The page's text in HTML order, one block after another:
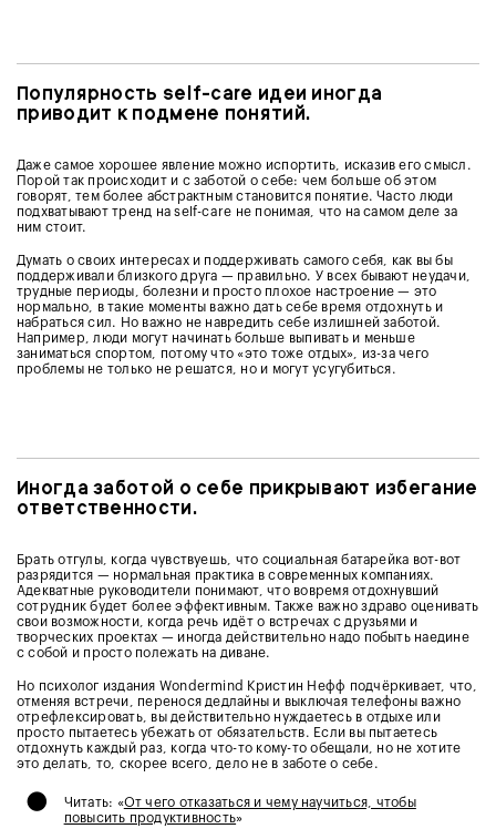
Популярность self-care идеи иногда
приводит к подмене понятий.
Даже самое хорошее явление можно испортить, исказив его смысл.
Порой так происходит и с заботой о себе: чем больше об этом
говорят, тем более абстрактным становится понятие. Часто люди
подхватывают тренд на self-care не понимая, что на самом деле за
ним стоит.
Думать о своих интересах и поддерживать самого себя, как вы бы
поддерживали близкого друга — правильно. У всех бывают неудачи,
трудные периоды, болезни и просто плохое настроение — это
нормально, в такие моменты важно дать себе время отдохнуть и
набраться сил. Но важно не навредить себе излишней заботой.
Например, люди могут начинать больше выпивать и меньше
заниматься спортом, потому что «это тоже отдых», из-за чего
проблемы не только не решатся, но и могут усугубиться.
Иногда заботой о себе прикрывают избегание
ответственности.
Брать отгулы, когда чувствуешь, что социальная батарейка вот-вот
разрядится — нормальная практика в современных компаниях.
Адекватные руководители понимают, что вовремя отдохнувший
сотрудник будет более эффективным. Также важно здраво оценивать
свои возможности, когда речь идёт о встречах с друзьями и
творческих проектах — иногда действительно надо побыть наедине
с собой и просто полежать на диване.
Но психолог издания Wondermind Кристин Нефф подчёркивает, что,
отменяя встречи, перенося дедлайны и выключая телефоны важно
отрефлексировать, вы действительно нуждаетесь в отдыхе или
просто пытаетесь убежать от обязательств. Если вы пытаетесь
отдохнуть каждый раз, когда что-то кому-то обещали, но не хотите
это делать, то, скорее всего, дело не в заботе о себе.
• Читать: «От чего отказаться и чему научиться, чтобы
повысить продуктивность»